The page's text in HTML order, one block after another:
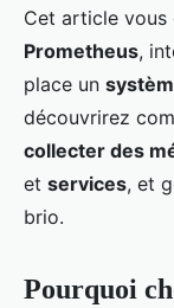
Cet article vous
Prometheus,
place un
découvrirez
collecter des
et services, et
brio.
Pourquoi